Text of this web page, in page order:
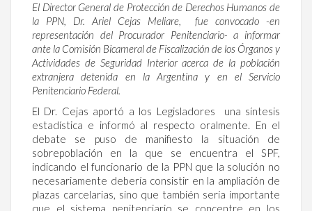
El Director General de Protección de Derechos Humanos de
la PPN, Dr. Ariel Cejas Meliare, fue convocado -en
representación del Procurador Penitenciario- a informar
ante la Comisión Bicameral de Fiscalización de los Órganos y
Actividades de Seguridad Interior acerca de la población
extranjera detenida en la Argentina y en el Servicio
Penitenciario Federal.
El Dr. Cejas aportó a los Legisladores una síntesis
estadística e informó al respecto oralmente. En el
debate se puso de manifiesto la situación de
sobrepoblación en la que se encuentra el SPF,
indicando el funcionario de la PPN que la solución no
necesariamente debería consistir en la ampliación de
plazas carcelarias, sino que también sería importante